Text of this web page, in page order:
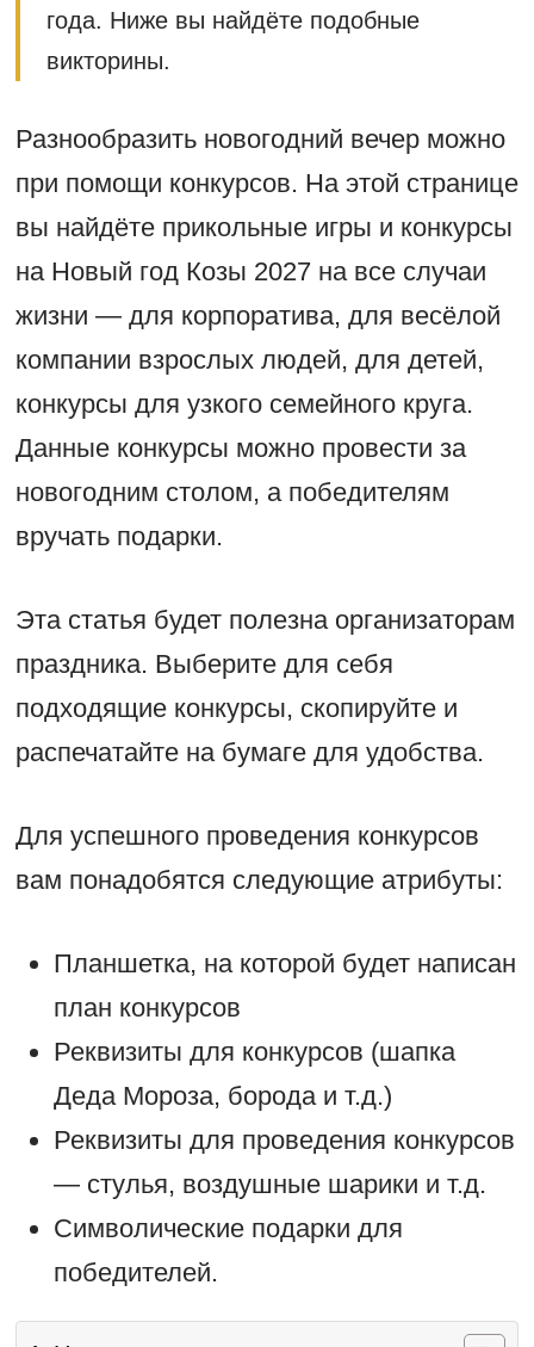
года. Ниже вы найдёте подобные
викторины.
Разнообразить новогодний вечер можно
при помощи конкурсов. На этой странице
вы найдёте прикольные игры и конкурсы
на Новый год Козы 2027 на все случаи
жизни — для корпоратива, для весёлой
компании взрослых людей, для детей,
конкурсы для узкого семейного круга.
Данные конкурсы можно провести за
новогодним столом, а победителям
вручать подарки.
Эта статья будет полезна организаторам
праздника. Выберите для себя
подходящие конкурсы, скопируйте и
распечатайте на бумаге для удобства.
Для успешного проведения конкурсов
вам понадобятся следующие атрибуты:
Планшетка, на которой будет написан
план конкурсов
Реквизиты для конкурсов (шапка
Деда Мороза, борода и т.д.)
Реквизиты для проведения конкурсов
— стулья, воздушные шарики и т.д.
Символические подарки для
победителей.